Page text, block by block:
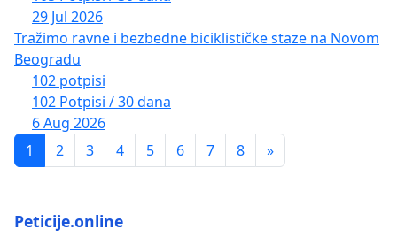
29 Jul 2026
Tražimo ravne i bezbedne biciklističke staze na Novom
Beogradu
102 potpisi
102 Potpisi / 30 dana
6 Aug 2026
1
2 3 4 5 6 7 8 »
Peticije.online